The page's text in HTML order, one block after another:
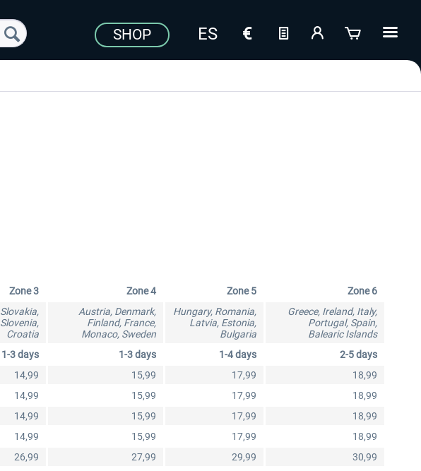
SHOP
3,00 € * 40,62 € *
Zone 3 Zone 4 Zone 5 Zone 6
Slovakia,
Slovenia,
Croatia
Austria, Denmark,
Finland, France,
Monaco, Sweden
Hungary, Romania,
Latvia, Estonia,
Bulgaria
Greece, Ireland, Italy,
Portugal, Spain,
Balearic Islands
1-3 days 1-3 days 1-4 days
2-5 days
14,99 15,99 17,99
18,99
14,99 15,99 17,99
18,99
14,99 15,99 17,99
18,99
14,99 15,99 17,99
18,99
26,99 27,99 29,99
30,99